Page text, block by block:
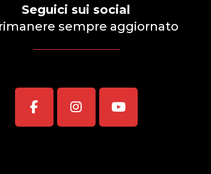
Seguici sui social
sempre aggiornato